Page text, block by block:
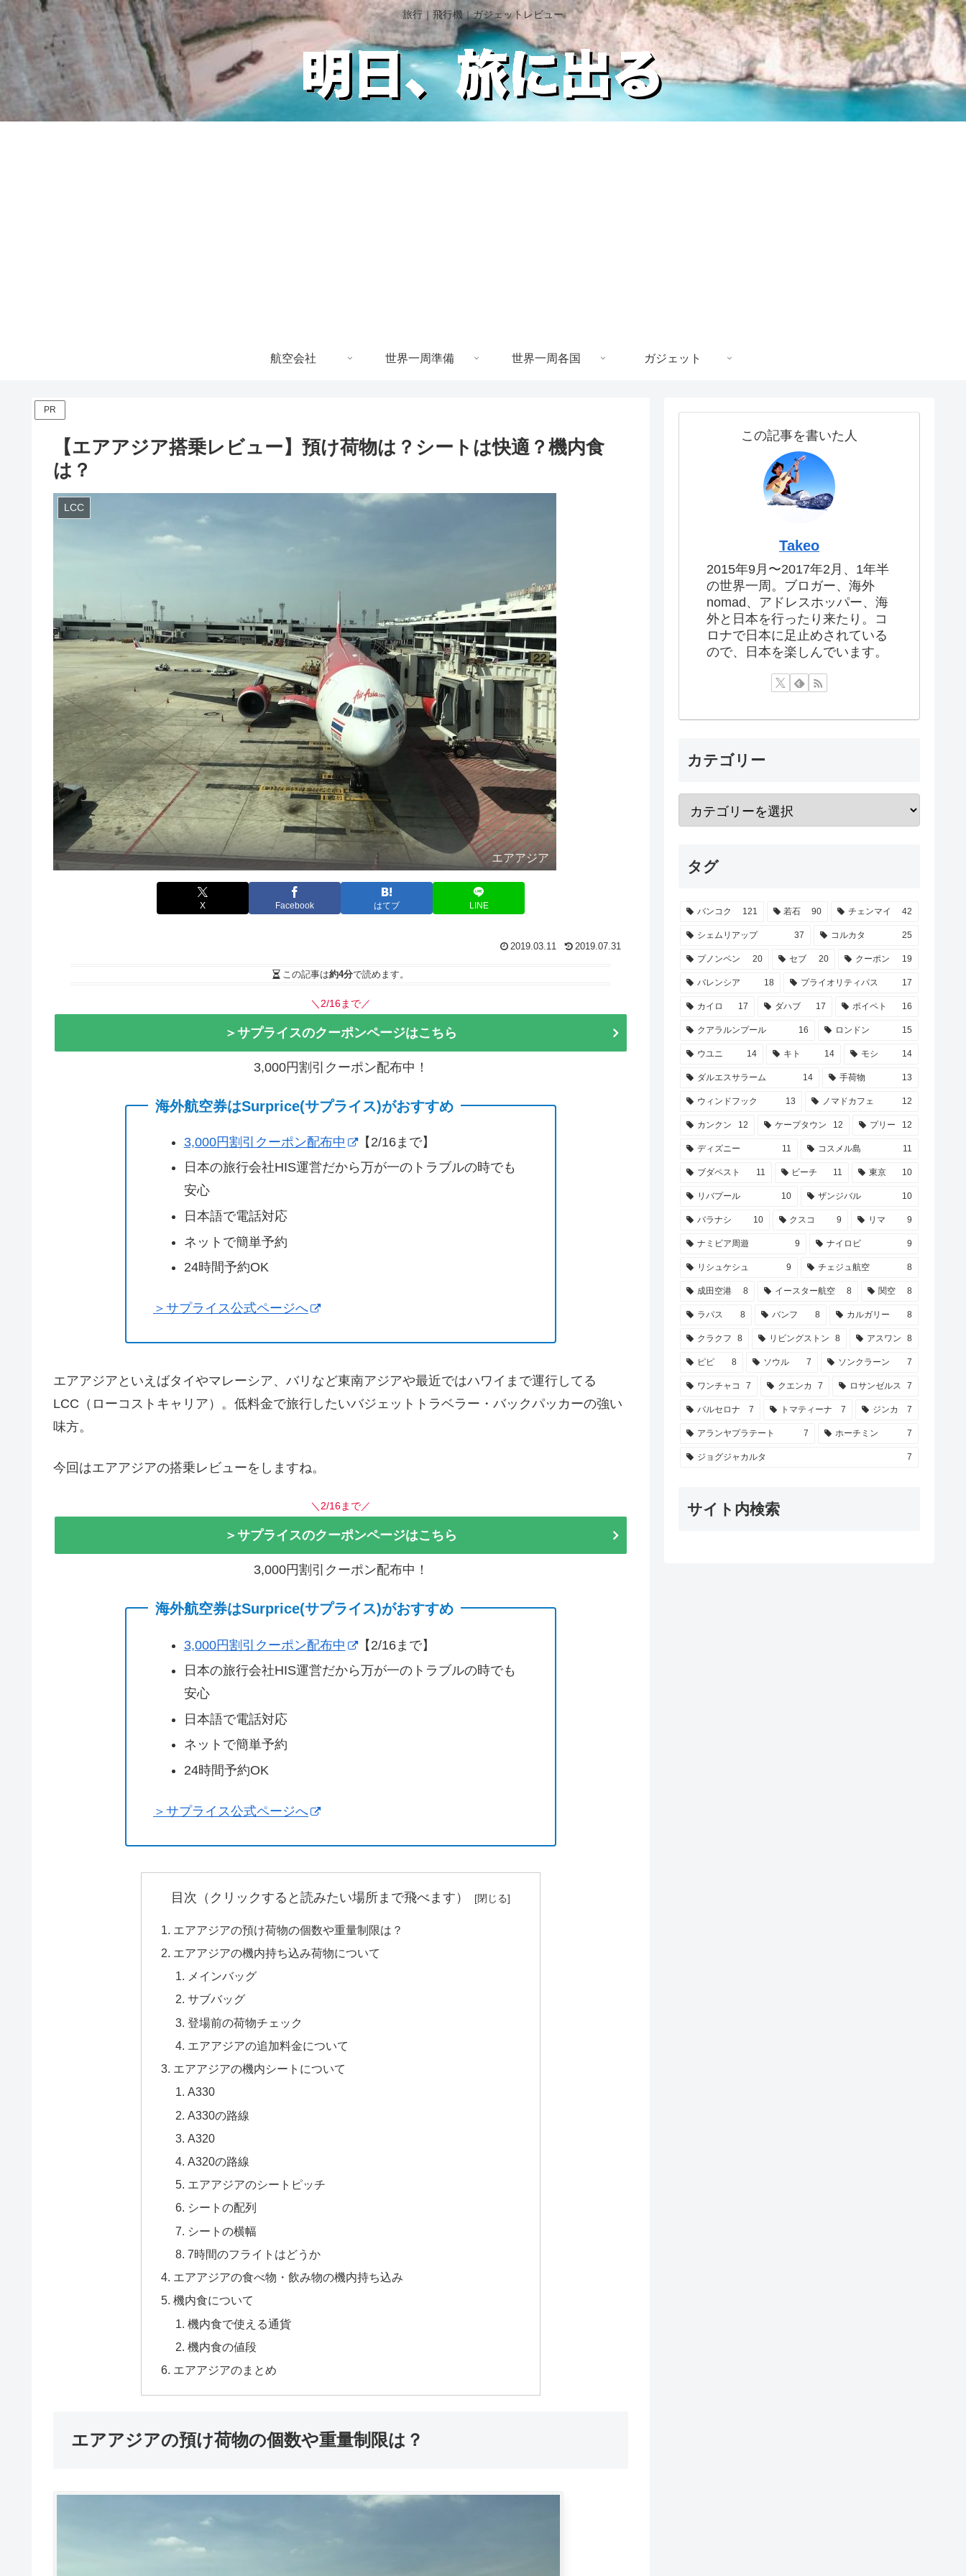
旅行｜飛行機｜ガジェットレビュー
航空会社 世界一周準備 世界一周各国 ガジェット
PR
【エアアジア搭乗レビュー】預け荷物は？シートは快適？機内食
は？
LCC
エアアジア
X Facebook はてブ LINE
2019.03.11 2019.07.31
この記事は約4分で読めます。
＼2/16まで／
＞サプライスのクーポンページはこちら
3,000円割引クーポン配布中！
海外航空券はSurprice(サプライス)がおすすめ
3,000円割引クーポン配布中
【2/16まで】
日本の旅行会社HIS運営だから万が一のトラブルの時でも
安心
日本語で電話対応
ネットで簡単予約
24時間予約OK
＞サプライス公式ページへ
エアアジアといえばタイやマレーシア、バリなど東南アジアや最近ではハワイまで運行してる
LCC（ローコストキャリア）。低料金で旅行したいバジェットトラベラー・バックパッカーの強い
味方。
今回はエアアジアの搭乗レビューをしますね。
＼2/16まで／
＞サプライスのクーポンページはこちら
3,000円割引クーポン配布中！
海外航空券はSurprice(サプライス)がおすすめ
3,000円割引クーポン配布中
【2/16まで】
日本の旅行会社HIS運営だから万が一のトラブルの時でも
安心
日本語で電話対応
ネットで簡単予約
24時間予約OK
＞サプライス公式ページへ
目次（クリックすると読みたい場所まで飛べます）
エアアジアの預け荷物の個数や重量制限は？
エアアジアの機内持ち込み荷物について
メインバッグ
サブバッグ
登場前の荷物チェック
エアアジアの追加料金について
エアアジアの機内シートについて
A330
A330の路線
A320
A320の路線
エアアジアのシートピッチ
シートの配列
シートの横幅
7時間のフライトはどうか
エアアジアの食べ物・飲み物の機内持ち込み
機内食について
機内食で使える通貨
機内食の値段
エアアジアのまとめ
エアアジアの預け荷物の個数や重量制限は？
この記事を書いた人
Takeo
2015年9月〜2017年2月、1年半
の世界一周。ブロガー、海外
nomad、アドレスホッパー、海
外と日本を行ったり来たり。コ
ロナで日本に足止めされている
ので、日本を楽しんでいます。
カテゴリー
タグ
バンコク 121 若石 90 チェンマイ 42
シェムリアップ 37 コルカタ 25
プノンペン 20 セブ 20 クーポン 19
バレンシア 18 プライオリティパス 17
カイロ 17 ダハブ 17 ポイペト 16
クアラルンプール 16 ロンドン 15
ウユニ 14 キト 14 モシ 14
ダルエスサラーム 14 手荷物 13
ウィンドフック 13 ノマドカフェ 12
カンクン 12 ケープタウン 12 プリー 12
ディズニー 11 コスメル島 11
ブダペスト 11 ビーチ 11 東京 10
リバプール 10 ザンジバル 10
バラナシ 10 クスコ 9 リマ 9
ナミビア周遊 9 ナイロビ 9
リシュケシュ 9 チェジュ航空 8
成田空港 8 イースター航空 8 関空 8
ラパス 8 バンフ 8 カルガリー 8
クラクフ 8 リビングストン 8 アスワン 8
ピピ 8 ソウル 7 ソンクラーン 7
ワンチャコ 7 クエンカ 7 ロサンゼルス 7
バルセロナ 7 トマティーナ 7 ジンカ 7
アランヤプラテート 7 ホーチミン 7
ジョグジャカルタ 7
サイト内検索